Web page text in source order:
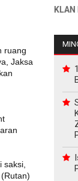
ruang
Jaksa
IKLAN HUB :